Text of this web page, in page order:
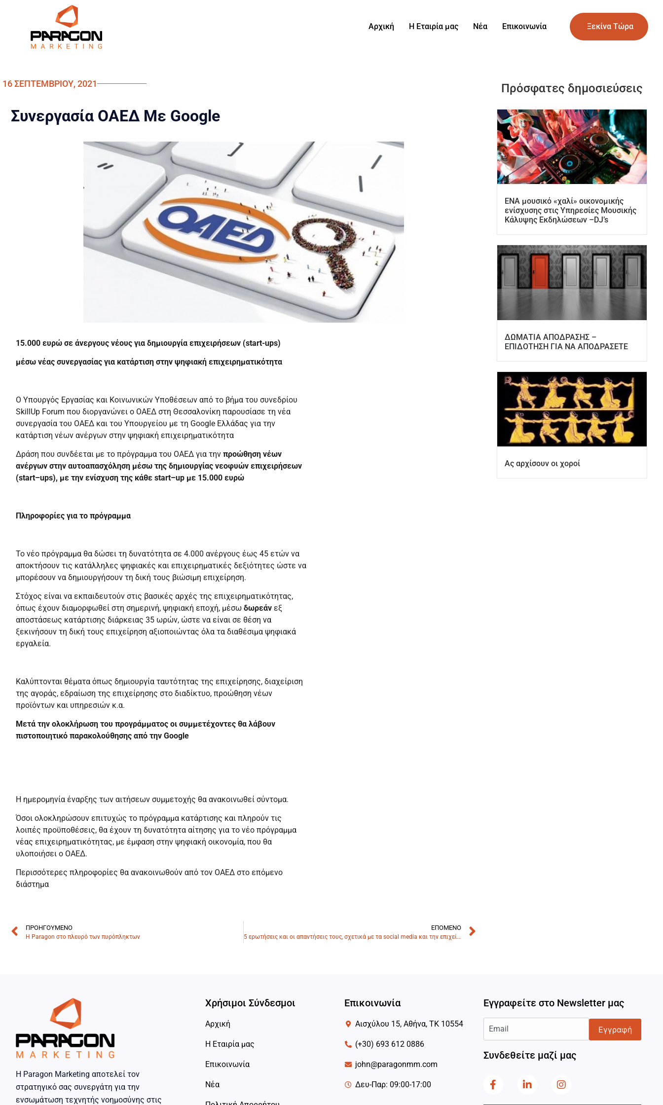
Αρχική Η Εταιρία μας Νέα Επικοινωνία Ξεκίνα Τώρα
16 ΣΕΠΤΕΜΒΡΊΟΥ, 2021
Συνεργασία ΟΑΕΔ Με Google
15.000 ευρώ σε άνεργους νέους για δημιουργία επιχειρήσεων (start-ups)
μέσω νέας συνεργασίας για κατάρτιση στην ψηφιακή επιχειρηματικότητα
Ο Υπουργός Εργασίας και Κοινωνικών Υποθέσεων από το βήμα του συνεδρίου
SkillUp Forum που διοργανώνει ο ΟΑΕΔ στη Θεσσαλονίκη παρουσίασε τη νέα
συνεργασία του ΟΑΕΔ και του Υπουργείου με τη Google Ελλάδας για την
κατάρτιση νέων ανέργων στην ψηφιακή επιχειρηματικότητα
Δράση που συνδέεται με το πρόγραμμα του ΟΑΕΔ για την προώθηση νέων
ανέργων στην αυτοαπασχόληση μέσω της δημιουργίας νεοφυών επιχειρήσεων
(start–ups), με την ενίσχυση της κάθε start–up με 15.000 ευρώ
Πληροφορίες για το πρόγραμμα
Το νέο πρόγραμμα θα δώσει τη δυνατότητα σε 4.000 ανέργους έως 45 ετών να
αποκτήσουν τις κατάλληλες ψηφιακές και επιχειρηματικές δεξιότητες ώστε να
μπορέσουν να δημιουργήσουν τη δική τους βιώσιμη επιχείρηση.
Στόχος είναι να εκπαιδευτούν στις βασικές αρχές της επιχειρηματικότητας,
όπως έχουν διαμορφωθεί στη σημερινή, ψηφιακή εποχή, μέσω δωρεάν εξ
αποστάσεως κατάρτισης διάρκειας 35 ωρών, ώστε να είναι σε θέση να
ξεκινήσουν τη δική τους επιχείρηση αξιοποιώντας όλα τα διαθέσιμα ψηφιακά
εργαλεία.
Καλύπτονται θέματα όπως δημιουργία ταυτότητας της επιχείρησης, διαχείριση
της αγοράς, εδραίωση της επιχείρησης στο διαδίκτυο, προώθηση νέων
προϊόντων και υπηρεσιών κ.α.
Μετά την ολοκλήρωση του προγράμματος οι συμμετέχοντες θα λάβουν
πιστοποιητικό παρακολούθησης από την Google
Η ημερομηνία έναρξης των αιτήσεων συμμετοχής θα ανακοινωθεί σύντομα.
Όσοι ολοκληρώσουν επιτυχώς το πρόγραμμα κατάρτισης και πληρούν τις
λοιπές προϋποθέσεις, θα έχουν τη δυνατότητα αίτησης για το νέο πρόγραμμα
νέας επιχειρηματικότητας, με έμφαση στην ψηφιακή οικονομία, που θα
υλοποιήσει ο ΟΑΕΔ.
Περισσότερες πληροφορίες θα ανακοινωθούν από τον ΟΑΕΔ στο επόμενο
διάστημα
ΠΡΟΗΓΟΎΜΕΝΟ
Η Paragon στο πλευρό των πυρόπληκτων
ΕΠΌΜΕΝΟ
5 ερωτήσεις και οι απαντήσεις τους, σχετικά με τα social media και την επιχείρησή σας
Πρόσφατες δημοσιεύσεις
ΕΝΑ μουσικό «χαλί» οικονομικής
ενίσχυσης στις Υπηρεσίες Μουσικής
Κάλυψης Εκδηλώσεων –DJ’s
ΔΩΜΑΤΙΑ ΑΠΟΔΡΑΣΗΣ –
ΕΠΙΔΟΤΗΣΗ ΓΙΑ ΝΑ ΑΠΟΔΡΑΣΕΤΕ
Ας αρχίσουν οι χοροί
Η Paragon Marketing αποτελεί τον
στρατηγικό σας συνεργάτη για την
ενσωμάτωση τεχνητής νοημοσύνης στις
Χρήσιμοι Σύνδεσμοι
Αρχική
Η Εταιρία μας
Επικοινωνία
Νέα
Επικοινωνία
Αισχύλου 15, Αθήνα, ΤΚ 10554
(+30) 693 612 0886
john@paragonmm.com
Δευ-Παρ: 09:00-17:00
Εγγραφείτε στο Newsletter μας
Εγγραφή
Συνδεθείτε μαζί μας